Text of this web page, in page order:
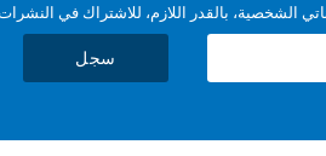
الشخصية، بالقدر اللازم، للاشتراك في النشرات
سجل